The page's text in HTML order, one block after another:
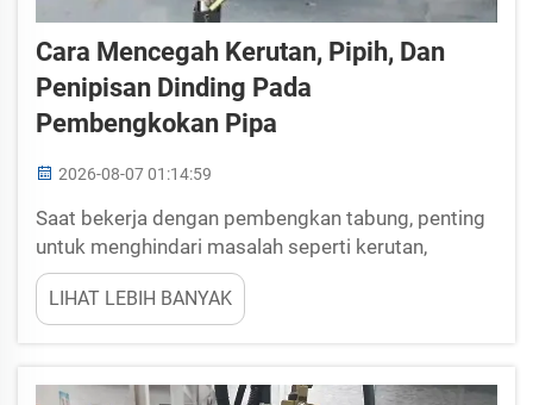
Cara Mencegah Kerutan, Pipih, Dan
Penipisan Dinding Pada
Pembengkokan Pipa
2026-08-07 01:14:59
Saat bekerja dengan pembengkan tabung, penting
untuk menghindari masalah seperti kerutan,
perataan, dan pengurangan ketebalan dinding.
Masalah-masalah ini dapat terjadi jika proses
pembengkan tidak dilakukan secara hati-hati.
tabung saat dibengkokkan, ...
LIHAT LEBIH BANYAK